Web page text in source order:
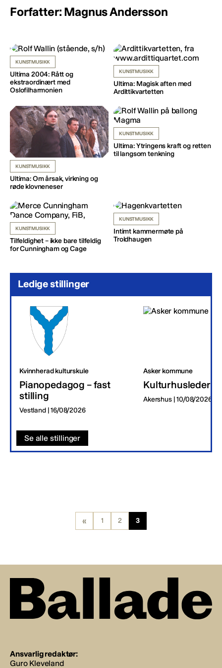
Forfatter: Magnus Andersson
KUNSTMUSIKK
Ultima 2004: Rått og
ekstraordinært med
Oslofilharmonien
KUNSTMUSIKK
Ultima: Magisk aften med
Ardittikvartetten
KUNSTMUSIKK
Ultima: Om årsak, virkning og
røde klovneneser
KUNSTMUSIKK
Ultima: Ytringens kraft og retten
til langsom tenkning
KUNSTMUSIKK
Tilfeldighet – ikke bare tilfeldig
for Cunningham og Cage
KUNSTMUSIKK
Intimt kammermøte på
Troldhaugen
Ledige stillinger
Kvinnherad kulturskule
Pianopedagog – fast
stilling
Vestland | 16/08/2026
Asker kommune
Kulturhusleder
Akershus | 10/08/2026
Se alle stillinger
« 1 2 3
Ansvarlig redaktør:
Guro Kleveland